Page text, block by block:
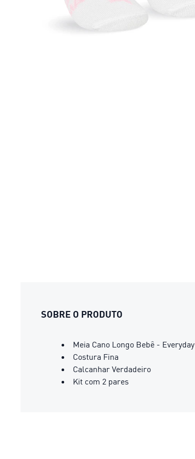
SOBRE O PRODUTO
Meia Cano Longo Bebê - Everyday
Costura Fina
Calcanhar Verdadeiro
Kit com 2 pares